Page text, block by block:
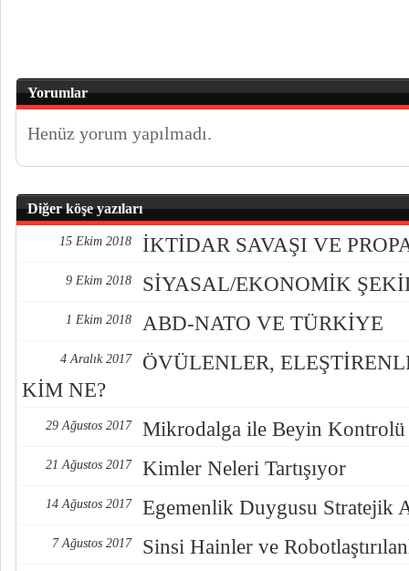
Yorumlar
Henüz yorum yapılmadı.
Diğer köşe yazıları
15 Ekim 2018 İKTİDAR SAVAŞI VE
9 Ekim 2018 SİYASAL/EKONOMİK
1 Ekim 2018 ABD-NATO VE TÜRKİYE
4 Aralık 2017
ÖVÜLENLER,
KİM NE?
29 Ağustos 2017 Mikrodalga ile Beyin Kontrolü
21 Ağustos 2017 Kimler Neleri Tartışıyor
14 Ağustos 2017 Egemenlik Duygusu Stratejik
7 Ağustos 2017 Sinsi Hainler ve